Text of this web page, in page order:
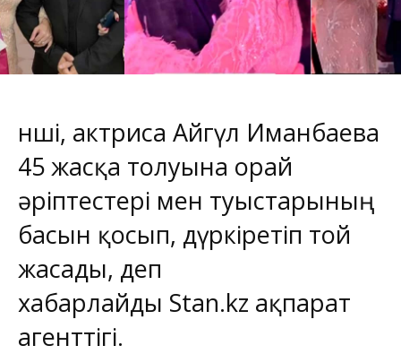
Әнші, актриса Айгүл Иманбаева
45 жасқа толуына орай
әріптестері мен туыстарының
басын қосып, дүркіретіп той
жасады, деп
хабарлайды Stan.kz ақпарат
агенттігі.